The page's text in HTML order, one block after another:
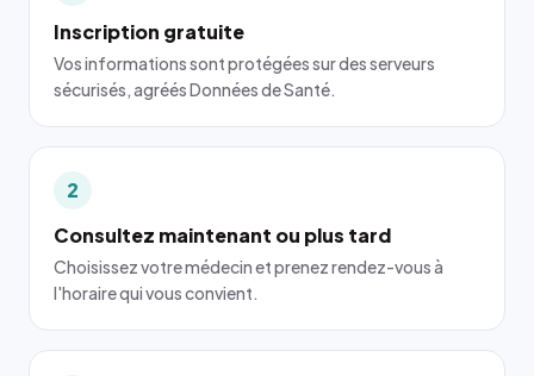
Inscription gratuite
Vos informations sont protégées sur des serveurs
sécurisés, agréés Données de Santé.
2
Consultez maintenant ou plus tard
Choisissez votre médecin et prenez rendez-vous à
l'horaire qui vous convient.